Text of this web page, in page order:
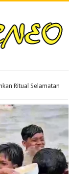
Ritual Selamatan